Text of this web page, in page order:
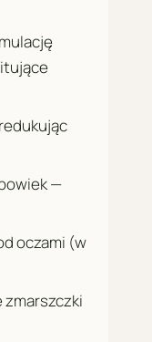
—
oczami (w
zmarszczki